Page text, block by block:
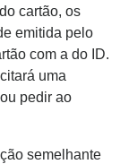
cartão, os
emitida pelo
com a do ID.
uma
pedir ao
semelhante